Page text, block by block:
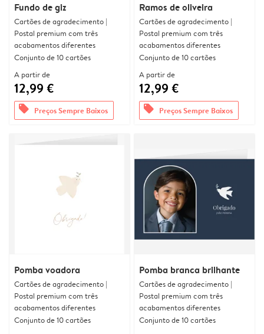
Fundo de giz
Cartões de agradecimento |
Postal premium com três
acabamentos diferentes
Conjunto de 10 cartões
A partir de
12,99 €
offers Preços Sempre Baixos
Ramos de oliveira
Cartões de agradecimento |
Postal premium com três
acabamentos diferentes
Conjunto de 10 cartões
A partir de
12,99 €
offers Preços Sempre Baixos
Pomba voadora
Cartões de agradecimento |
Postal premium com três
acabamentos diferentes
Conjunto de 10 cartões
Pomba branca brilhante
Cartões de agradecimento |
Postal premium com três
acabamentos diferentes
Conjunto de 10 cartões